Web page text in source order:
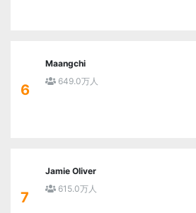
6
Maangchi
649.0万人
7
Jamie Oliver
615.0万人